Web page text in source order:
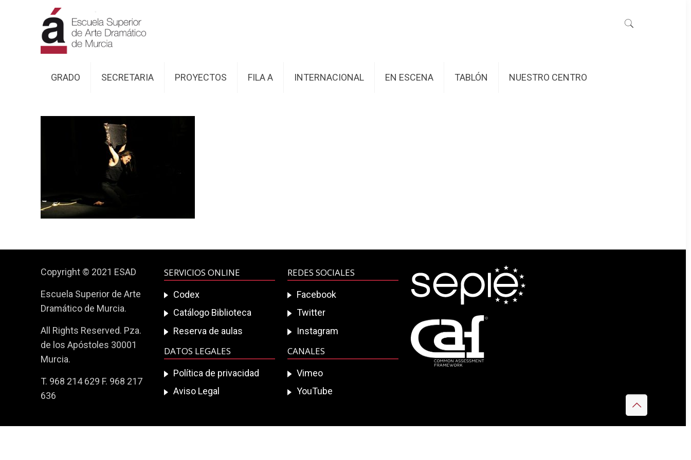
GRADO SECRETARIA PROYECTOS FILA A INTERNACIONAL EN ESCENA TABLÓN NUESTRO CENTRO
Copyright © 2021 ESAD
Escuela Superior de Arte
Dramático de Murcia.
All Rights Reserved. Pza.
de los Apóstoles 30001
Murcia.
T. 968 214 629 F. 968 217
636
SERVICIOS ONLINE
Codex
Catálogo Biblioteca
Reserva de aulas
DATOS LEGALES
Política de privacidad
Aviso Legal
REDES SOCIALES
Facebook
Twitter
Instagram
CANALES
Vimeo
YouTube